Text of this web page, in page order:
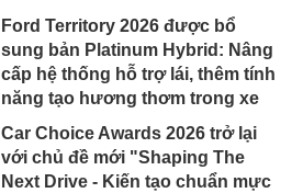
Ford Territory 2026 được bổ
sung bản Platinum Hybrid: Nâng
cấp hệ thống hỗ trợ lái, thêm tính
năng tạo hương thơm trong xe
Car Choice Awards 2026 trở lại
với chủ đề mới "Shaping The
Next Drive - Kiến tạo chuẩn mực